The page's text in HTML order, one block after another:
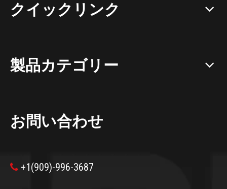
クイックリンク
製品カテゴリー
お問い合わせ
 +1(909)-996-3687